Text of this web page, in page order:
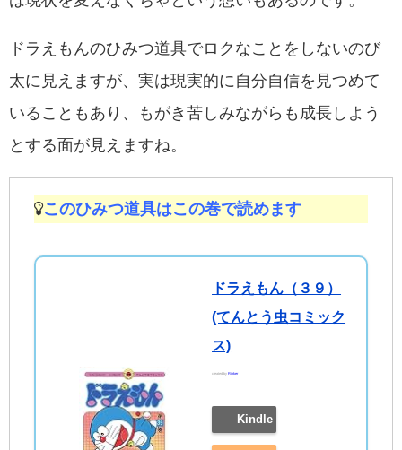
ドラえもんのひみつ道具でロクなことをしないのび
太に見えますが、実は現実的に自分自信を見つめて
いることもあり、もがき苦しみながらも成長しよう
とする面が見えますね。
このひみつ道具はこの巻で読めます
ドラえもん（３９）
(てんとう虫コミック
ス)
created byRinker
Kindle